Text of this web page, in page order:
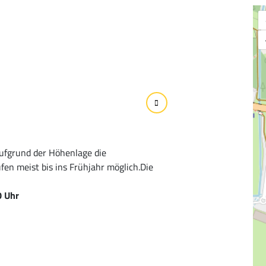
der Höhenlage die
meist bis ins Frühjahr möglich.Die
Uhr